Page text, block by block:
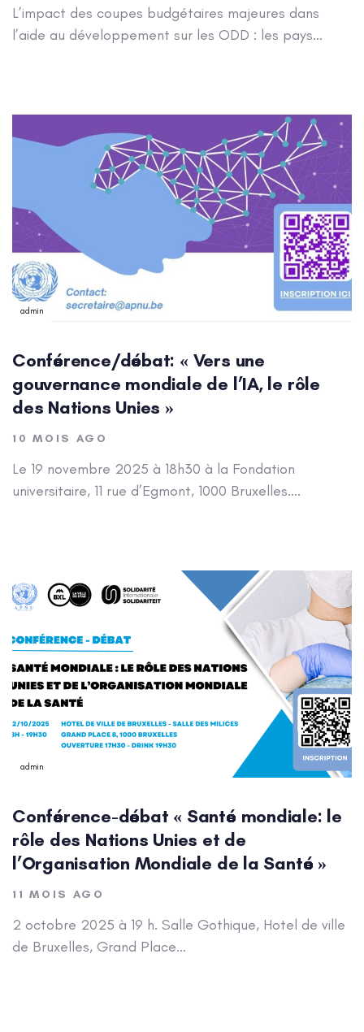
L’impact des coupes budgétaires majeures dans
l’aide au développement sur les ODD : les pays…
admin
Conférence/débat: « Vers une
gouvernance mondiale de l’IA, le rôle
des Nations Unies »
10 MOIS AGO
Le 19 novembre 2025 à 18h30 à la Fondation
universitaire, 11 rue d’Egmont, 1000 Bruxelles….
admin
Conférence-débat « Santé mondiale: le
rôle des Nations Unies et de
l’Organisation Mondiale de la Santé »
11 MOIS AGO
2 octobre 2025 à 19 h. Salle Gothique, Hotel de ville
de Bruxelles, Grand Place…